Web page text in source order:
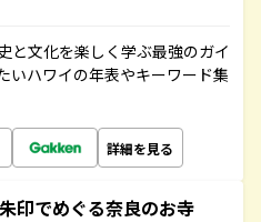
と文化を楽しく学ぶ最強のガイ
いハワイの年表やキーワード集
詳細を見る
印でめぐる奈良のお寺